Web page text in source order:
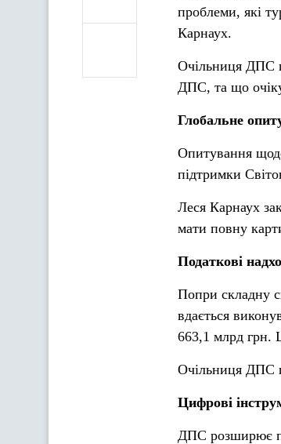
проблеми, які
Карнаух.
Очільниця ДПС
ДПС, та що
Глобальне
Опитування
підтримки
Леся Карнаух
мати повну
Податкові
Попри складну
вдається
663,1 млрд грн.
Очільниця ДПС
Цифрові
ДПС розширює